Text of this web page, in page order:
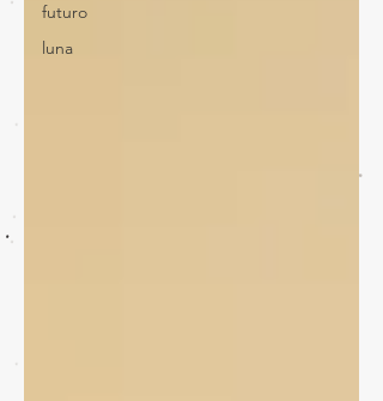
futuro
luna